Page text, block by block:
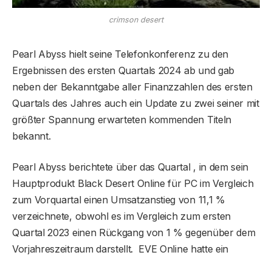
crimson desert
Pearl Abyss hielt seine Telefonkonferenz zu den
Ergebnissen des ersten Quartals 2024 ab und gab
neben der Bekanntgabe aller Finanzzahlen des ersten
Quartals des Jahres auch ein Update zu zwei seiner mit
größter Spannung erwarteten kommenden Titeln
bekannt.
Pearl Abyss berichtete über das Quartal , in dem sein
Hauptprodukt Black Desert Online für PC im Vergleich
zum Vorquartal einen Umsatzanstieg von 11,1 %
verzeichnete, obwohl es im Vergleich zum ersten
Quartal 2023 einen Rückgang von 1 % gegenüber dem
Vorjahreszeitraum darstellt. EVE Online hatte ein